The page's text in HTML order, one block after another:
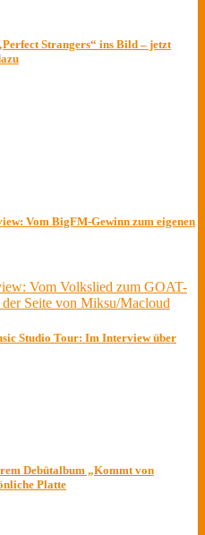
Strangers“ ins Bild – jetzt
Vom BigFM-Gewinn zum eigenen
Studio Tour: Im Interview über
Debütalbum „Kommt von
Platte